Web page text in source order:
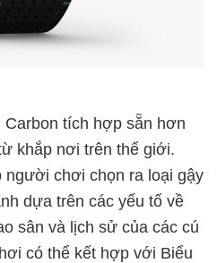
Carbon tích hợp sẵn hơn
khắp nơi trên thế giới.
người chơi chọn ra loại gậy
dựa trên các yếu tố về
sân và lịch sử của các cú
có thể kết hợp với Biểu